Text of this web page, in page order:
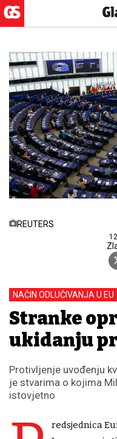
REUTERS
NAČIN ODLUČIVANJA U EU
Stranke
ukidanju
Protivljenje uvođenju
je stvarima o kojima
istovjetno
redsjednica